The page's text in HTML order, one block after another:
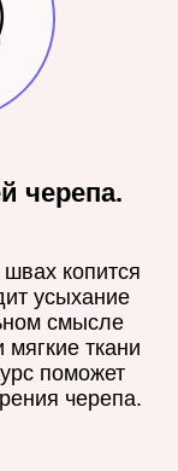
черепа.
копится
усыхание
смысле
мягкие ткани
поможет
черепа.